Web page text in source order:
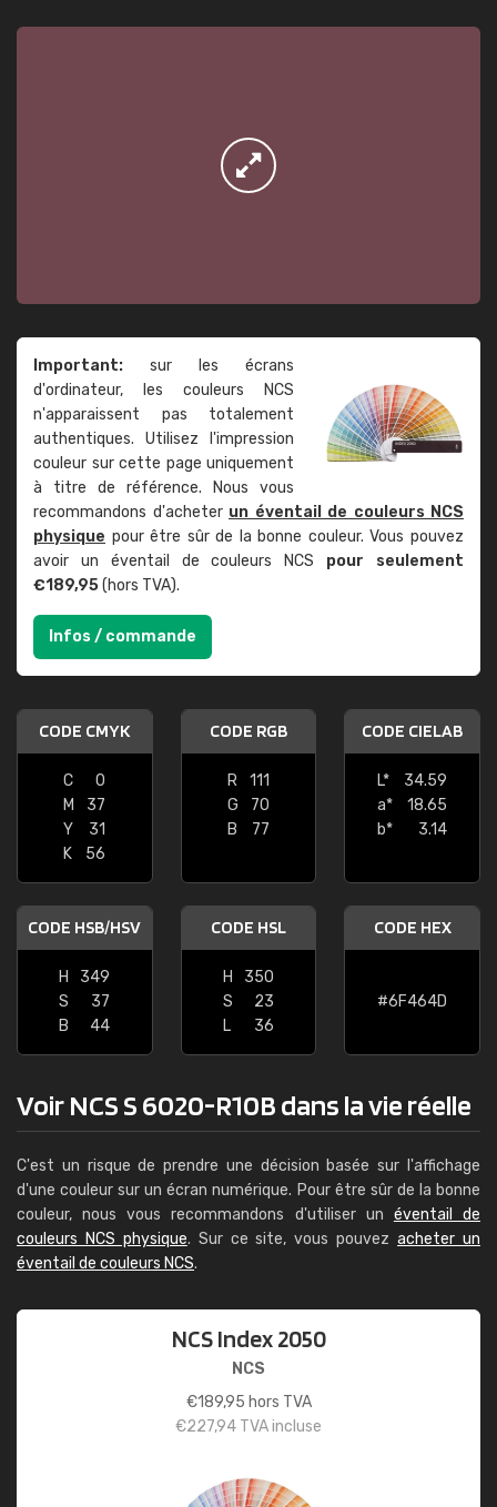
Important: sur les écrans
d'ordinateur, les couleurs NCS
n'apparaissent pas totalement
authentiques. Utilisez l'impression
couleur sur cette page uniquement
à titre de référence. Nous vous
recommandons d'acheter un éventail de couleurs NCS
physique pour être sûr de la bonne couleur. Vous pouvez
avoir un éventail de couleurs NCS pour seulement
€189,95(hors TVA).
Infos / commande
CODE CMYK
C
0
M
37
Y
31
K
56
CODE RGB
R
111
G
70
B
77
CODE CIELAB
L*
34.59
a*
18.65
b*
3.14
CODE HSB/HSV
H
349
S
37
B
44
CODE HSL
H
350
S
23
L
36
CODE HEX
#6F464D
Voir NCS S 6020-R10B dans la vie réelle
C'est un risque de prendre une décision basée sur l'affichage
d'une couleur sur un écran numérique. Pour être sûr de la bonne
couleur, nous vous recommandons d'utiliser un éventail de
couleurs NCS physique. Sur ce site, vous pouvezacheter un
éventail de couleurs NCS.
NCS Index 2050
NCS
€189,95 hors TVA
€227,94 TVA incluse